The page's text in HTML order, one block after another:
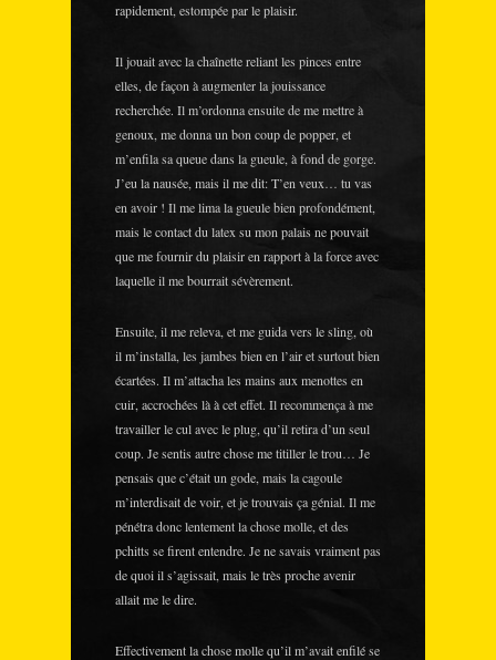
rapidement, estompée par le plaisir.
Il jouait avec la chaînette reliant les pinces entre
elles, de façon à augmenter la jouissance
recherchée. Il m’ordonna ensuite de me mettre à
genoux, me donna un bon coup de popper, et
m’enfila sa queue dans la gueule, à fond de gorge.
J’eu la nausée, mais il me dit: T’en veux… tu vas
en avoir ! Il me lima la gueule bien profondément,
mais le contact du latex su mon palais ne pouvait
que me fournir du plaisir en rapport à la force avec
laquelle il me bourrait sévèrement.
Ensuite, il me releva, et me guida vers le sling, où
il m’installa, les jambes bien en l’air et surtout bien
écartées. Il m’attacha les mains aux menottes en
cuir, accrochées là à cet effet. Il recommença à me
travailler le cul avec le plug, qu’il retira d’un seul
coup. Je sentis autre chose me titiller le trou… Je
pensais que c’était un gode, mais la cagoule
m’interdisait de voir, et je trouvais ça génial. Il me
pénétra donc lentement la chose molle, et des
pchitts se firent entendre. Je ne savais vraiment pas
de quoi il s’agissait, mais le très proche avenir
allait me le dire.
Effectivement la chose molle qu’il m’avait enfilé se